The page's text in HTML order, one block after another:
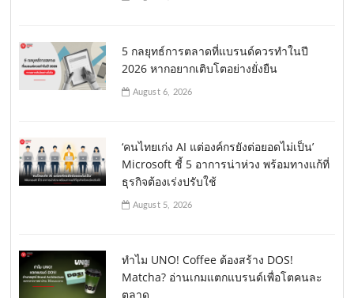
5 กลยุทธ์การตลาดที่แบรนด์ควรทำในปี
2026 หากอยากเติบโตอย่างยั่งยืน
August 6, 2026
‘คนไทยเก่ง AI แต่องค์กรยังต่อยอดไม่เป็น’
Microsoft ชี้ 5 อาการน่าห่วง พร้อมทางแก้ที่
ธุรกิจต้องเร่งปรับใช้
August 5, 2026
ทำไม UNO! Coffee ต้องสร้าง DOS!
Matcha? อ่านเกมแตกแบรนด์เพื่อโตคนละ
ตลาด